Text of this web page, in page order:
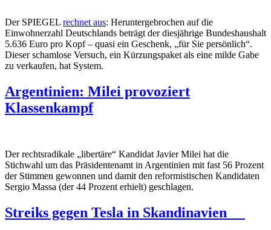
Der SPIEGEL rechnet aus: Heruntergebrochen auf die
Einwohnerzahl Deutschlands beträgt der diesjährige Bundeshaushalt
5.636 Euro pro Kopf – quasi ein Geschenk, „für Sie persönlich“.
Dieser schamlose Versuch, ein Kürzungspaket als eine milde Gabe
zu verkaufen, hat System.
Argentinien: Milei provoziert
Klassenkampf
Der rechtsradikale „libertäre“ Kandidat Javier Milei hat die
Stichwahl um das Präsidentenamt in Argentinien mit fast 56 Prozent
der Stimmen gewonnen und damit den reformistischen Kandidaten
Sergio Massa (der 44 Prozent erhielt) geschlagen.
Streiks gegen Tesla in Skandinavien